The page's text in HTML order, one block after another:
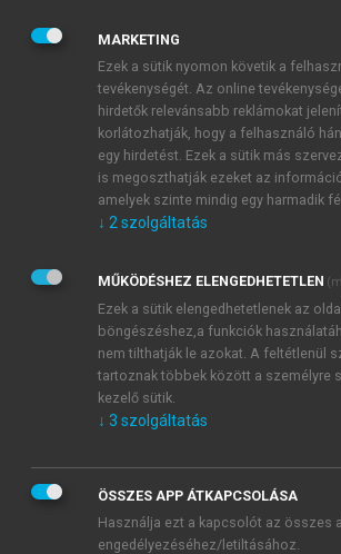
JELSZÓ
JELSZÓ ÚJRA
Kérek értesítést a MeRSZ újdonságairól,
Kérek értesítést az Akadémiai Kiadó Zrt.
Adatkezelési tájékoztatóbanfoglaltakat
veszem és elfogadom.
Általános vásárlási feltételeket,
mersz.huoldalak licencszerződéseiben
tudomásul veszem és elfogadom.
KIPRÓBÁLOM
MARKETING
Ezek a sütik nyomon követik a
tevékenységét. Az online
hirdetők relevánsabb reklámokat
korlátozhatják, hogy a felhasználó
egy hirdetést. Ezek a sütik más
is megoszthatják ezeket az
amelyek szinte mindig egy harmadik
↓ 2 szolgáltatás
MŰKÖDÉSHEZ ELENGEDHETETLEN
Ezek a sütik elengedhetetlenek az
böngészéshez,a funkciók
nem tilthatják le azokat. A feltétlenül
tartoznak többek között a személyre
kezelő sütik.
↓ 3 szolgáltatás
ÖSSZES APP ÁTKAPCSOLÁSA
Használja ezt a kapcsolót az összes
engedélyezéséhez/letiltásához.